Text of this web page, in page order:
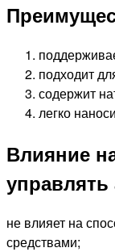
подходит
содержит
легко
Влияние
не влияет на
средствами;